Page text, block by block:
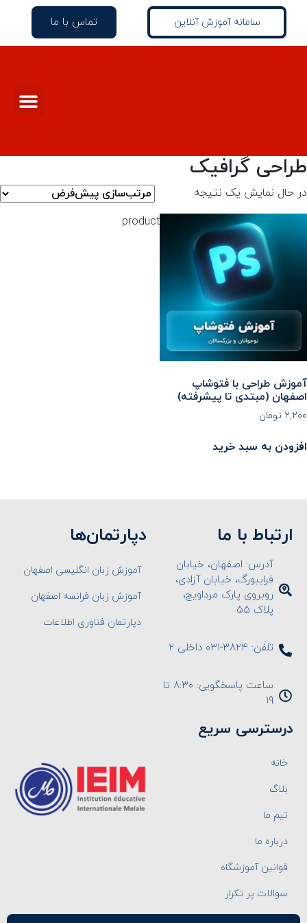
سامانه آموزش آنلاین تماس با ما
طراحی گرافیک
در حال نمایش یک نتیجه
product
آموزش طراحی با فتوشاپ
اصفهان (مبتدی تا پیشرفته)
۲,۲۰۰ تومان
افزودن به سبد خرید
ارتباط با ما
آدرس: اصفهان، خیابان
فرایبورگ، خیابان آزادی،
روبروی پارک مرداویج،
پلاک ۵۵
تلفن: ۳۸۲۴-۰۳۱ داخلی ۲
ساعت پاسخگویی: ۸:۳۰ تا
۱۹
دپارتمان‌ها
آموزش زبان انگلیسی اصفهان
آموزش زبان فرانسه اصفهان
دپارتمان فناوری اطلاعات
درسترسی سریع
خانه
بلاگ
تیم ما
درباره ما
قوانین آموزشگاه
سوالات پر تکرار